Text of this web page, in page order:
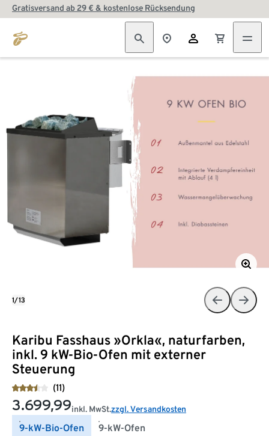
Gratisversand ab 29 € & kostenlose Rücksendung
Karibu Fasshaus »Orkla«, naturfarben,
inkl. 9 kW-Bio-Ofen mit externer
Steuerung
(11)
3.699,99inkl. MwSt.zzgl. Versandkosten
9-kW-Bio-Ofen
9-kW-Ofen
1/13